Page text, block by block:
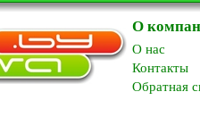
О
O нас
Контакты
Обратная